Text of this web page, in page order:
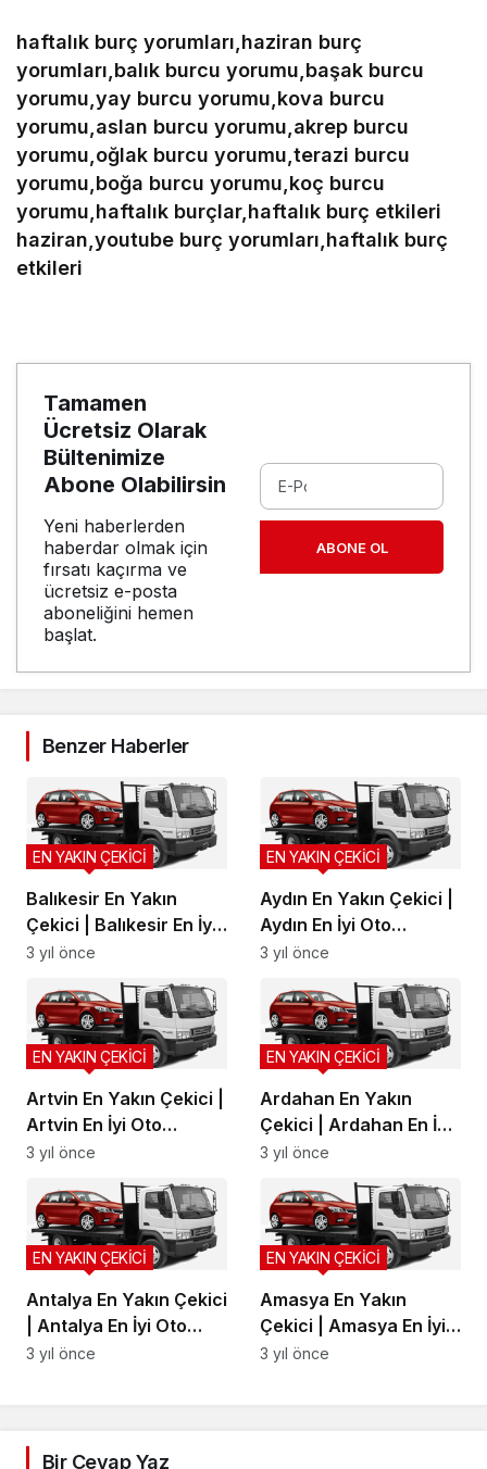
haftalık burç yorumları,haziran burç
yorumları,balık burcu yorumu,başak burcu
yorumu,yay burcu yorumu,kova burcu
yorumu,aslan burcu yorumu,akrep burcu
yorumu,oğlak burcu yorumu,terazi burcu
yorumu,boğa burcu yorumu,koç burcu
yorumu,haftalık burçlar,haftalık burç etkileri
haziran,youtube burç yorumları,haftalık burç
etkileri
Tamamen
Ücretsiz Olarak
Bültenimize
Abone Olabilirsin
Yeni haberlerden
haberdar olmak için
fırsatı kaçırma ve
ücretsiz e-posta
aboneliğini hemen
başlat.
ABONE OL
Benzer Haberler
Balıkesir En Yakın
Çekici | Balıkesir En İyi
Oto Kurtarma, Balıkesir
EN YAKIN ÇEKİCİ
3 yıl önce
Aydın En Yakın Çekici |
Aydın En İyi Oto
Kurtarma, Aydın Yol
EN YAKIN ÇEKİCİ
3 yıl önce
Artvin En Yakın Çekici |
Artvin En İyi Oto
Kurtarma, Artvin Yol
EN YAKIN ÇEKİCİ
3 yıl önce
Ardahan En Yakın
Çekici | Ardahan En İyi
Oto Kurtarma, Ardahan
EN YAKIN ÇEKİCİ
3 yıl önce
Antalya En Yakın Çekici
| Antalya En İyi Oto
Kurtarma, Antalya Yol
EN YAKIN ÇEKİCİ
3 yıl önce
Amasya En Yakın
Çekici | Amasya En İyi
Oto Kurtarma, Amasya
EN YAKIN ÇEKİCİ
3 yıl önce
Bir Cevap Yaz